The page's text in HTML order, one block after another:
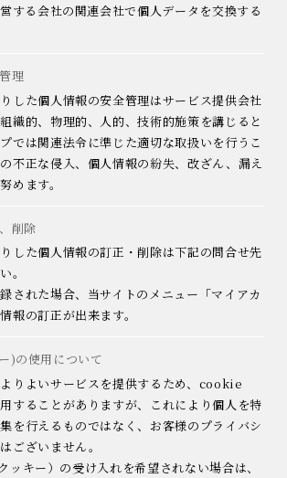
する会社の関連会社で個人データを交換する
理
した個人情報の安全管理はサービス提供会社
織的、物理的、人的、技術的施策を講じると
では関連法令に準じた適切な取扱いを行うこ
不正な侵入、個人情報の紛失、改ざん、漏え
めます。
削除
した個人情報の訂正・削除は下記の問合せ先
。
された場合、当サイトのメニュー「マイアカ
報の訂正が出来ます。
)の使用について
りよいサービスを提供するため、cookie
用することがありますが、これにより個人を特
を行えるものではなく、お客様のプライバシ
ございません。
キー）の受け入れを希望されない場合は、